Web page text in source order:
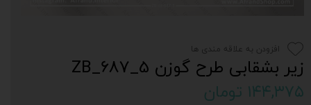
زیر بشقابی طرح گوزن 5_687_ZB
۱۴۴,۳۷۵ تومان
افزودن به علاقه مندی ها